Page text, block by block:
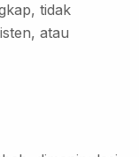
tidak
atau